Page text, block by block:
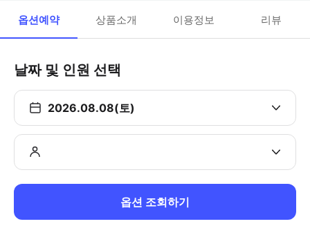
옵션예약 상품소개 이용정보 리뷰
날짜 및 인원 선택
2026.08.08(토)
옵션 조회하기